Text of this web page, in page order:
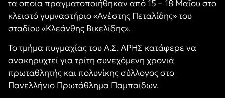
τα οποία πραγματοποιήθηκαν από 15 – 18 Μαΐου στο
κλειστό γυμναστήριο «Ανέστης Πεταλίδης» του
σταδίου «Κλεάνθης Βικελίδης».
Το τμήμα πυγμαχίας του Α.Σ. ΑΡΗΣ κατάφερε να
ανακηρυχτεί για τρίτη συνεχόμενη χρονιά
πρωταθλητής και πολυνίκης σύλλογος στο
Πανελλήνιο Πρωτάθλημα Παμπαίδων.